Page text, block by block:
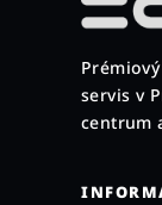
servis v
centrum